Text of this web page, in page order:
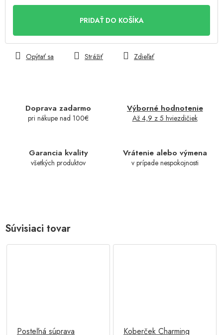
PRIDAŤ DO KOŠÍKA
Doprava zadarmo
pri nákupe nad 100€
Výborné hodnotenie
Až 4,9 z 5 hviezdičiek
Garancia kvality
všetkých produktov
Vrátenie alebo výmena
v prípade nespokojnosti
Opýtať sa Strážiť Zdieľať
Súvisiaci tovar
Posteľná súprava Koberček Charming